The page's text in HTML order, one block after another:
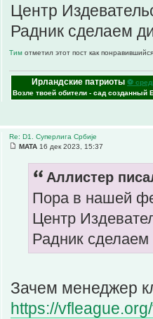
Центр
Радник сделаем
Тим отметил этот пост как
Ирландские патриоты ⚽
Возле твоей обители - сад созданный
Re: D1. Суперлига Србије
MATA 16 дек 2023, 15:37
Аллистер
Пора в нашей
Центр
Радник сделаем
Зачем менеджер
https://